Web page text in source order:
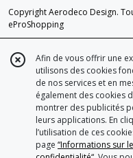
Copyright Aerodeco Design.
eProShopping
Afin de vous offrir une
utilisons des cookies
de nos services et en
également des cookies
montrer des publicités
leurs applications. En
l’utilisation de ces
page “Informations sur